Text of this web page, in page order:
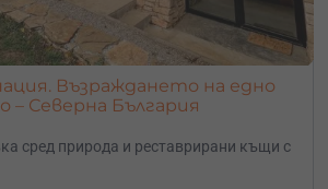
Възраждането на едно
– Северна България
сред природа и реставрирани къщи с